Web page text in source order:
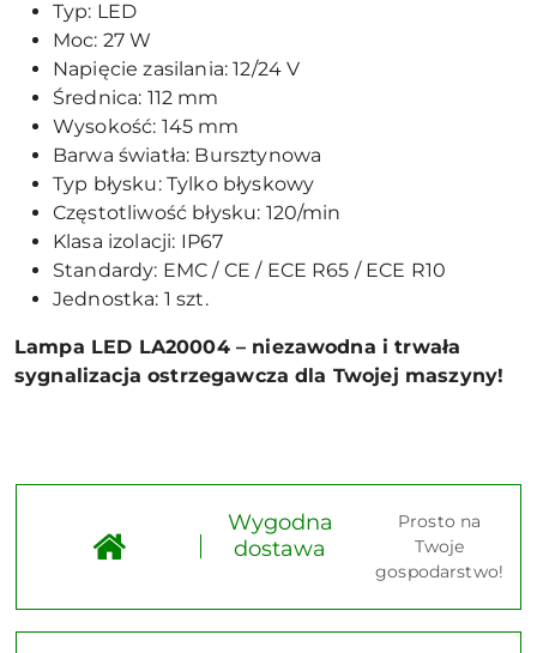
Typ: LED
Moc: 27 W
Napięcie zasilania: 12/24 V
Średnica: 112 mm
Wysokość: 145 mm
Barwa światła: Bursztynowa
Typ błysku: Tylko błyskowy
Częstotliwość błysku: 120/min
Klasa izolacji: IP67
Standardy: EMC / CE / ECE R65 / ECE R10
Jednostka: 1 szt.
Lampa LED LA20004 – niezawodna i trwała
sygnalizacja ostrzegawcza dla Twojej maszyny!
Wygodna
dostawa
Prosto na
Twoje
gospodarstwo!